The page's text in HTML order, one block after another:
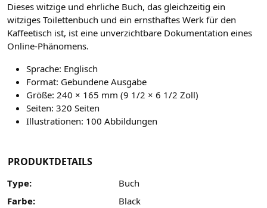
Dieses witzige und ehrliche Buch, das gleichzeitig ein
witziges Toilettenbuch und ein ernsthaftes Werk für den
Kaffeetisch ist, ist eine unverzichtbare Dokumentation eines
Online-Phänomens.
Sprache: Englisch
Format: Gebundene Ausgabe
Größe: 240 × 165 mm (9 1/2 × 6 1/2 Zoll)
Seiten: 320 Seiten
Illustrationen: 100 Abbildungen
PRODUKTDETAILS
Type:
Buch
Farbe:
Black